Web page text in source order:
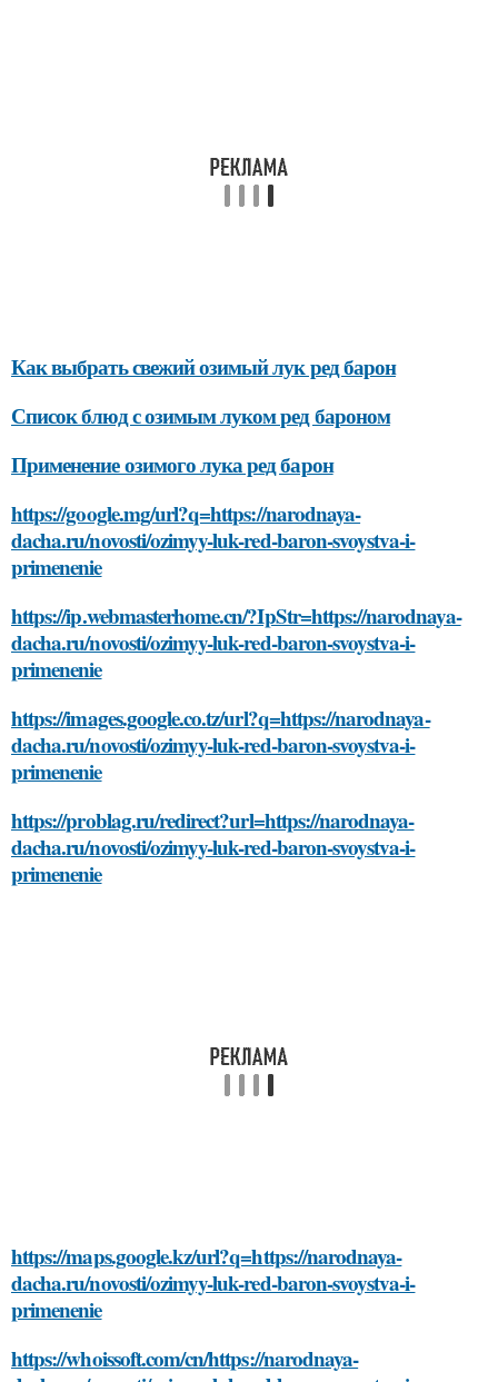
Как выбрать свежий озимый лук ред барон
Список блюд с озимым луком ред бароном
Применение озимого лука ред барон
https://google.mg/url?q=https://narodnaya-
dacha.ru/novosti/ozimyy-luk-red-baron-svoystva-i-
primenenie
https://ip.webmasterhome.cn/?IpStr=https://narodnaya-
dacha.ru/novosti/ozimyy-luk-red-baron-svoystva-i-
primenenie
https://images.google.co.tz/url?q=https://narodnaya-
dacha.ru/novosti/ozimyy-luk-red-baron-svoystva-i-
primenenie
https://problag.ru/redirect?url=https://narodnaya-
dacha.ru/novosti/ozimyy-luk-red-baron-svoystva-i-
primenenie
https://maps.google.kz/url?q=https://narodnaya-
dacha.ru/novosti/ozimyy-luk-red-baron-svoystva-i-
primenenie
https://whoissoft.com/cn/https://narodnaya-